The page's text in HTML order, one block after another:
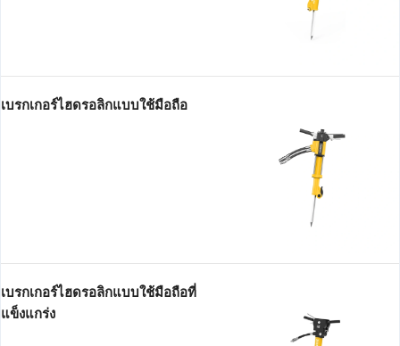
เบรกเกอร์ไฮดรอลิกแบบใช้มือถือ
เบรกเกอร์ไฮดรอลิกแบบใช้มือถือที่
แข็งแกร่ง